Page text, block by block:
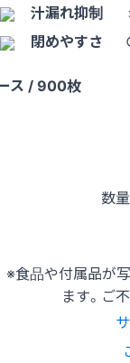
汁漏れ抑制
閉めやすさ
ス / 900枚
数量
※食品や付属品が
ます。ご